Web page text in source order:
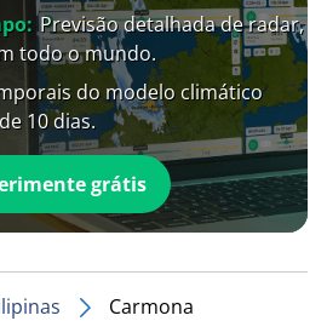
Previsão detalhada de radar,
todo o mundo.
do modelo climático
10 dias.
grátis
Carmona